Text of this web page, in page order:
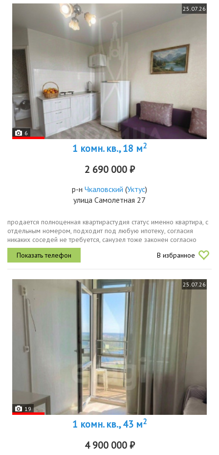
25.07.26
6
1 комн. кв., 18 м2
2 690 000 ₽
р-н Чкаловский (Уктус)
улица Самолетная 27
продается полноценная квартирастудия статус именно квартира, с
отдельным номером, подходит под любую ипотеку, согласия
никаких соседей не требуется, санузел тоже законен согласно
плану бти торгне требует вложений заезжай и живи фотографии
реальные....
В избранное
25.07.26
19
1 комн. кв., 43 м2
4 900 000 ₽